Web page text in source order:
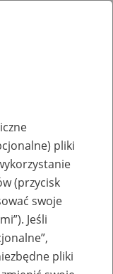
pliki
(przycisk
swoje
Jeśli
pliki